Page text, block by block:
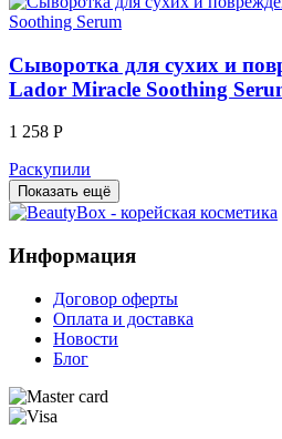
Сыворотка для сухих и
Lador Miracle Soothing
1 258 Р
Раскупили
Показать ещё
Информация
Договор оферты
Оплата и доставка
Новости
Блог